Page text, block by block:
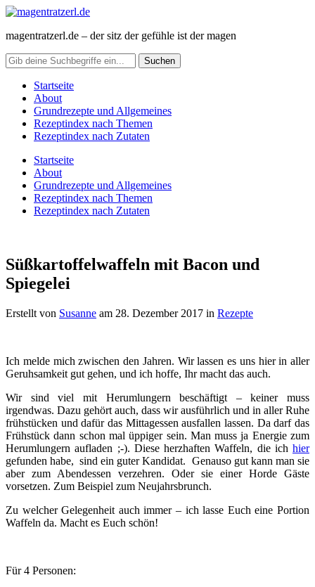
magentratzerl.de – der sitz der gefühle ist der magen
Startseite
About
Grundrezepte und Allgemeines
Rezeptindex nach Themen
Rezeptindex nach Zutaten
Startseite
About
Grundrezepte und Allgemeines
Rezeptindex nach Themen
Rezeptindex nach Zutaten
Süßkartoffelwaffeln mit Bacon und
Spiegelei
Erstellt von Susanne am 28. Dezember 2017 in Rezepte
Ich melde mich zwischen den Jahren. Wir lassen es uns hier in aller
Geruhsamkeit gut gehen, und ich hoffe, Ihr macht das auch.
Wir sind viel mit Herumlungern beschäftigt – keiner muss
irgendwas. Dazu gehört auch, dass wir ausführlich und in aller Ruhe
frühstücken und dafür das Mittagessen ausfallen lassen. Da darf das
Frühstück dann schon mal üppiger sein. Man muss ja Energie zum
Herumlungern aufladen ;-). Diese herzhaften Waffeln, die ich hier
gefunden habe, sind ein guter Kandidat. Genauso gut kann man sie
aber zum Abendessen verzehren. Oder sie einer Horde Gäste
vorsetzen. Zum Beispiel zum Neujahrsbrunch.
Zu welcher Gelegenheit auch immer – ich lasse Euch eine Portion
Waffeln da. Macht es Euch schön!
Für 4 Personen: